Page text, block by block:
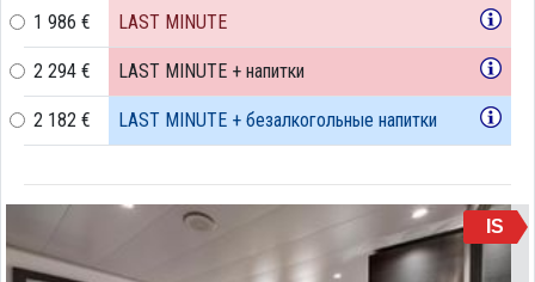
1 986 € LAST MINUTE
2 294 € LAST MINUTE + напитки
2 182 € LAST MINUTE + безалкогольные напитки
IS